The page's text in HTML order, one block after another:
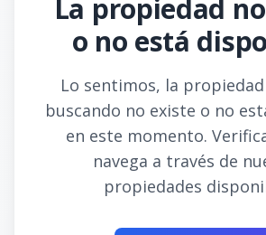
La propiedad
o no está
Lo sentimos, la
buscando no existe o no
en este momento.
navega a través de
propiedades